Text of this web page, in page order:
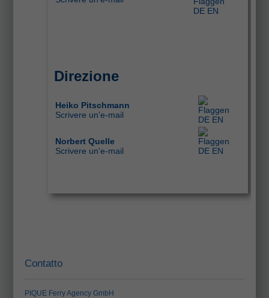
Direzione
Heiko Pitschmann
Scrivere un'e-mail
Norbert Quelle
Scrivere un'e-mail
Contatto
PIQUE Ferry Agency GmbH